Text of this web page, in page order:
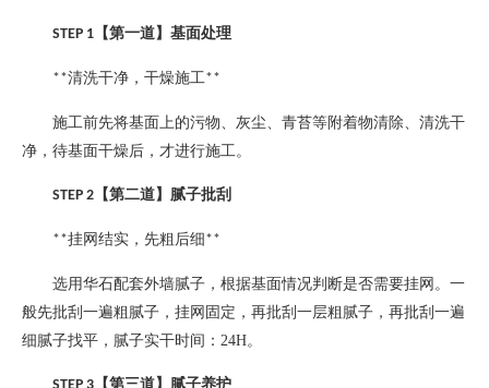
STEP 1 【第一道】基面处理
**清洗干净，干燥施工**
施工前先将基面上的污物、灰尘、青苔等附着物清除、清洗干
净，待基面干燥后，才进行施工。
STEP 2 【第二道】腻子批刮
**挂网结实，先粗后细 **
选用华石配套外墙腻子，根据基面情况判断是否需要挂网。一
般先批刮一遍粗腻子，挂网固定，再批刮一层粗腻子，再批刮一遍
细腻子找平，腻子实干时间： 24H。
【第三道】腻子养护